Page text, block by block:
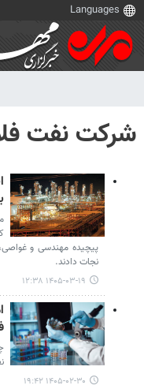
شرکت نفت
پیچیده مهندسی و
نجات دادند.
۱۴۰۵-۰۳-۱۹ ۱۲:۳۸
۱۴۰۵-۰۲-۳۰ ۱۹:۴۲